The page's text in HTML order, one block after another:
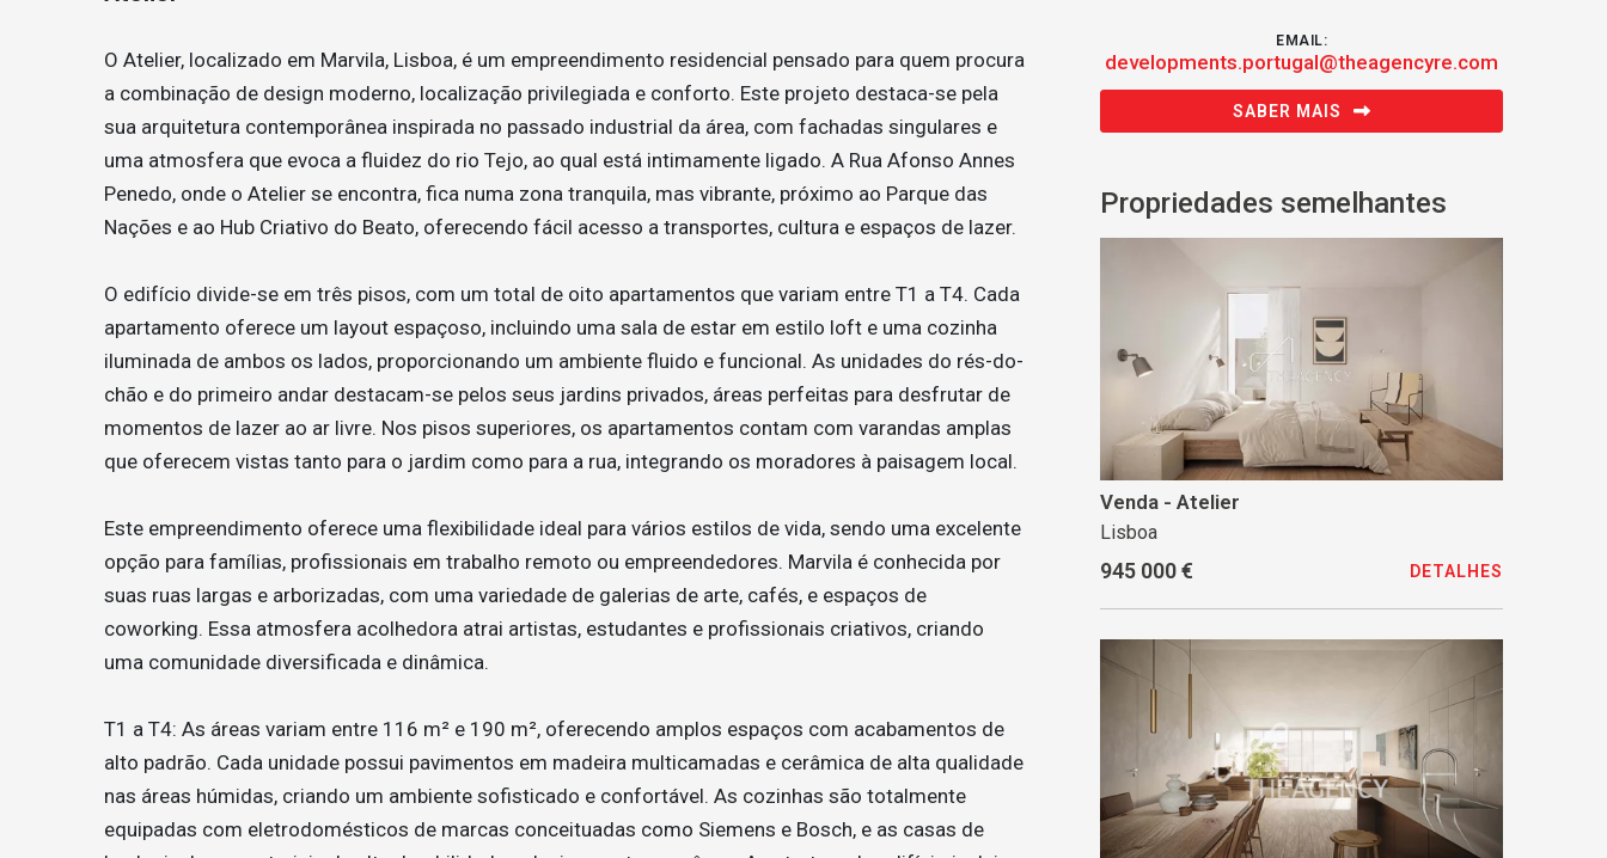
O Atelier, localizado em Marvila, Lisboa, é um empreendimento residencial pensado para quem procura
a combinação de design moderno, localização privilegiada e conforto. Este projeto destaca-se pela
sua arquitetura contemporânea inspirada no passado industrial da área, com fachadas singulares e
uma atmosfera que evoca a fluidez do rio Tejo, ao qual está intimamente ligado. A Rua Afonso Annes
Penedo, onde o Atelier se encontra, fica numa zona tranquila, mas vibrante, próximo ao Parque das
Nações e ao Hub Criativo do Beato, oferecendo fácil acesso a transportes, cultura e espaços de lazer.
O edifício divide-se em três pisos, com um total de oito apartamentos que variam entre T1 a T4. Cada
apartamento oferece um layout espaçoso, incluindo uma sala de estar em estilo loft e uma cozinha
iluminada de ambos os lados, proporcionando um ambiente fluido e funcional. As unidades do rés-do-
chão e do primeiro andar destacam-se pelos seus jardins privados, áreas perfeitas para desfrutar de
momentos de lazer ao ar livre. Nos pisos superiores, os apartamentos contam com varandas amplas
que oferecem vistas tanto para o jardim como para a rua, integrando os moradores à paisagem local.
Este empreendimento oferece uma flexibilidade ideal para vários estilos de vida, sendo uma excelente
opção para famílias, profissionais em trabalho remoto ou empreendedores. Marvila é conhecida por
suas ruas largas e arborizadas, com uma variedade de galerias de arte, cafés, e espaços de
coworking. Essa atmosfera acolhedora atrai artistas, estudantes e profissionais criativos, criando
uma comunidade diversificada e dinâmica​.
T1 a T4: As áreas variam entre 116 m² e 190 m², oferecendo amplos espaços com acabamentos de
alto padrão. Cada unidade possui pavimentos em madeira multicamadas e cerâmica de alta qualidade
nas áreas húmidas, criando um ambiente sofisticado e confortável. As cozinhas são totalmente
equipadas com eletrodomésticos de marcas conceituadas como Siemens e Bosch, e as casas de
EMAIL:
developments.portugal@theagencyre.com
SABER MAIS
Propriedades semelhantes
Venda - Atelier
Lisboa
945 000 € DETALHES